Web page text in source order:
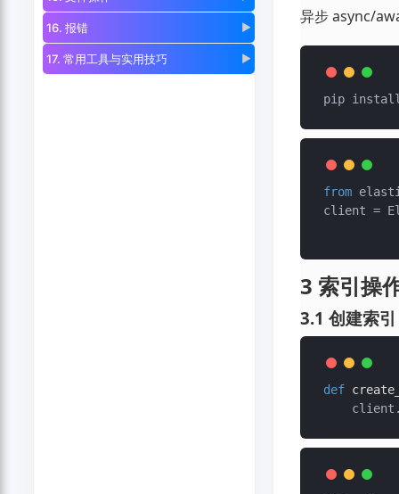
16. 报错 ▶
17. 常用工具与实用技巧 ▶
异步 async/
pip
from
client =
3 索引操
3.1 创建索引
def